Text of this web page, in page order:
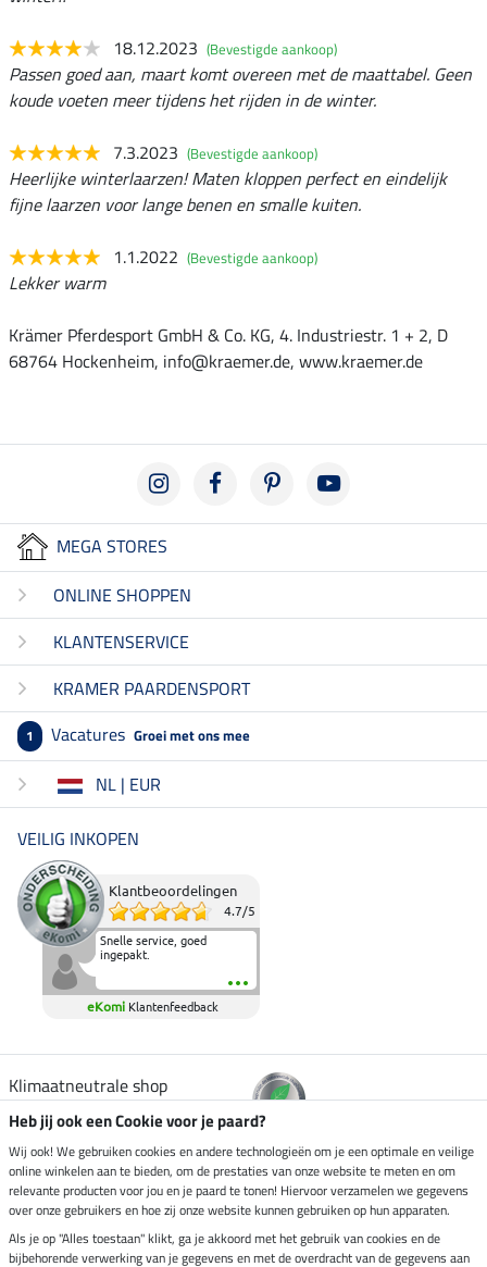
18.12.2023 (Bevestigde aankoop)
Passen goed aan, maart komt overeen met de maattabel. Geen
koude voeten meer tijdens het rijden in de winter.
7.3.2023 (Bevestigde aankoop)
Heerlijke winterlaarzen! Maten kloppen perfect en eindelijk
fijne laarzen voor lange benen en smalle kuiten.
1.1.2022 (Bevestigde aankoop)
Lekker warm
Krämer Pferdesport GmbH & Co. KG, 4. Industriestr. 1 + 2, D
68764 Hockenheim, info@kraemer.de, www.kraemer.de
MEGA STORES
ONLINE SHOPPEN
KLANTENSERVICE
KRAMER PAARDENSPORT
1 Vacatures Groei met ons mee
NL | EUR
VEILIG INKOPEN
Klantbeoordelingen
4.7/5
Snelle service, goed
ingepakt.
eKomi Klantenfeedback
Klimaatneutrale shop
Verzending per
Veilig betalen met
Heb jij ook een Cookie voor je paard?
Wij ook! We gebruiken cookies en andere technologieën om je een optimale en veilige
online winkelen aan te bieden, om de prestaties van onze website te meten en om
relevante producten voor jou en je paard te tonen! Hiervoor verzamelen we gegevens
over onze gebruikers en hoe zij onze website kunnen gebruiken op hun apparaten.
Als je op "Alles toestaan" klikt, ga je akkoord met het gebruik van cookies en de
bijbehorende verwerking van je gegevens en met de overdracht van de gegevens aan